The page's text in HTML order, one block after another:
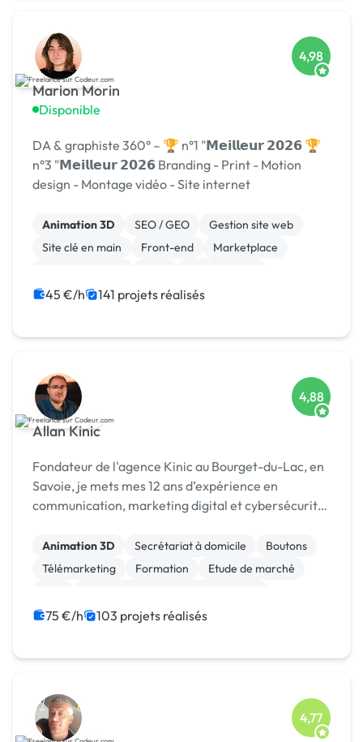
Marion Morin
Disponible
4,98
DA & graphiste 360° – 🏆 n°1 "𝗠𝗲𝗶𝗹𝗹𝗲𝘂𝗿 𝟮𝟬𝟮𝟲 🏆
n°3 "𝗠𝗲𝗶𝗹𝗹𝗲𝘂𝗿 𝟮𝟬𝟮𝟲 Branding - Print - Motion
design - Montage vidéo - Site internet
Animation 3D SEO / GEO
Gestion site web
Site clé en main
Front-end
Marketplace
Migration ou refonte de site
45 €/h 141 projets réalisés
Allan Kinic
4,88
Fondateur de l'agence Kinic au Bourget-du-Lac, en
Savoie, je mets mes 12 ans d’expérience en
communication, marketing digital et cybersécurité
le secteur du sport, je conçois des stratégies de
mar...
Animation 3D Secrétariat à domicile
Boutons
Télémarketing
Formation
Etude de marché
Création ou conversion ebook
75 €/h 103 projets réalisés
4,77